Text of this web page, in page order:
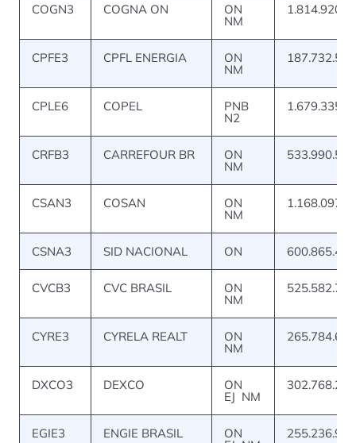
COGN3 COGNA ON ON
NM
CPFE3 CPFL ENERGIA ON
NM
187.732.538
CPLE6 COPEL PNB
N2
CRFB3 CARREFOUR BR ON
NM
533.990.587
CSAN3 COSAN ON
NM
CSNA3 SID NACIONAL ON 600.865.451
CVCB3 CVC BRASIL ON
NM
525.582.771
CYRE3 CYRELA REALT ON
NM
265.784.616
DXCO3 DEXCO ON
EJ NM
302.768.240
EGIE3 ENGIE BRASIL ON 255.236.961